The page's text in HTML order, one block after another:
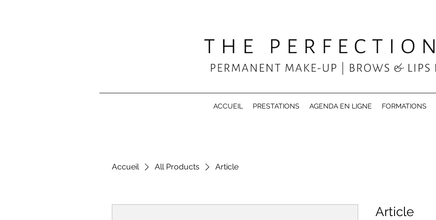
ACCUEIL PRESTATIONS AGENDA EN LIGNE FORMATIONS
Accueil All Products Article
Article